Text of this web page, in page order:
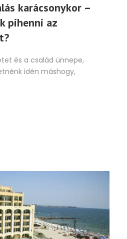
karácsonykor –
pihenni az
és a család ünnepe,
idén máshogy,